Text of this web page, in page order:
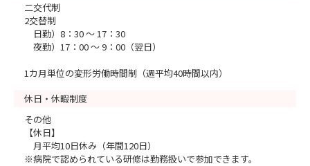
二交代制
2交替制
日勤）8：30 ～ 17：30
夜勤）17：00 ～ 9：00（翌日）
1カ月単位の変形労働時間制（週平均40時間以内）
休日・休暇制度
その他
【休日】
月平均10日休み（年間120日）
※病院で認められている研修は勤務扱いで参加できます。